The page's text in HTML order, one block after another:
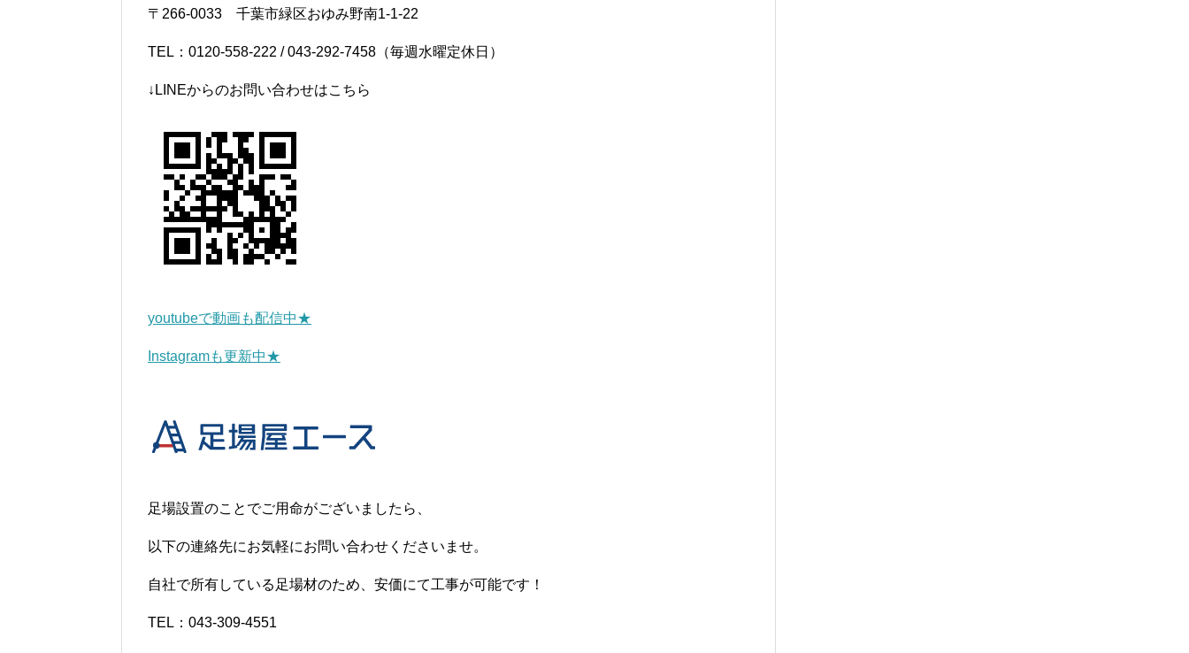
〒266-0033 千葉市緑区おゆみ野南1-1-22
TEL：0120-558-222 / 043-292-7458（毎週水曜定休日）
↓LINEからのお問い合わせはこちら
youtubeで動画も配信中★
Instagramも更新中★
足場設置のことでご用命がございましたら、
以下の連絡先にお気軽にお問い合わせくださいませ。
自社で所有している足場材のため、安価にて工事が可能です！
TEL：043-309-4551